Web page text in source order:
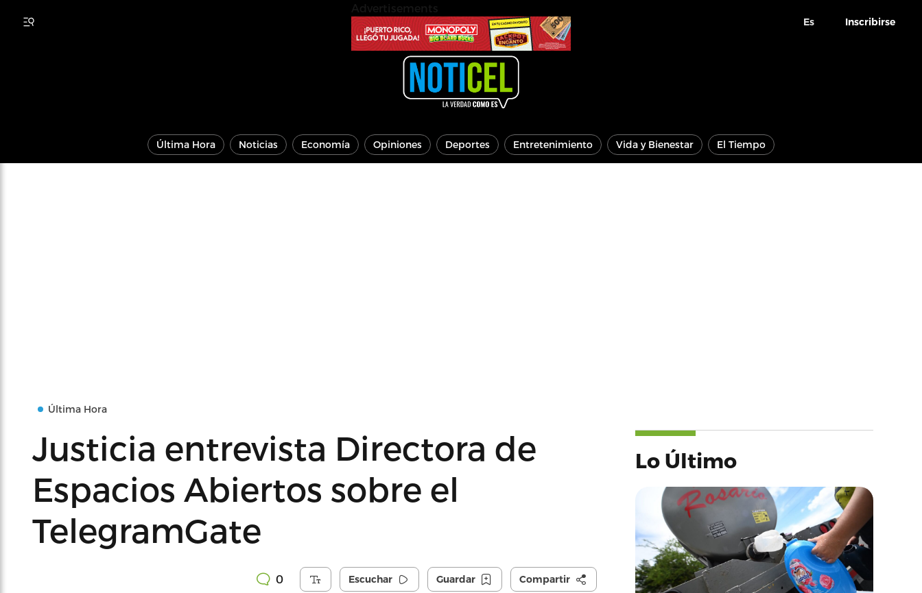
Es Inscribirse
Última Hora Noticias Economía Opiniones Deportes Entretenimiento Vida y Bienestar El Tiempo
Última Hora
Justicia entrevista Directora de
Espacios Abiertos sobre el
TelegramGate
0 Escuchar Guardar Compartir
Lo Último